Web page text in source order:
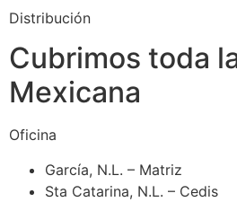
Distribución
Cubrimos toda
Mexicana
Oficina
García, N.L. – Matriz
Sta Catarina, N.L. – Cedis